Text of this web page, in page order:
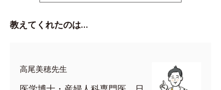
教えてくれたのは…
高尾美穂先生